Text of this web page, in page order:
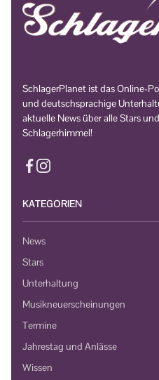
SchlagerPlanet ist das Online-
und deutschsprachige
aktuelle News über alle Stars
Schlagerhimmel!
KATEGORIEN
News
Stars
Unterhaltung
Musikneuerscheinungen
Termine
Jahrestag und Anlässe
Wissen